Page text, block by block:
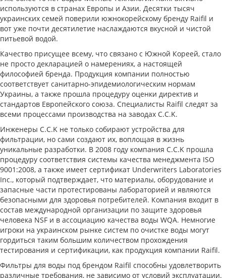
используются в странах Европы и Азии. Десятки тысяч
украинских семей поверили южнокорейскому бренду Raifil и
вот уже почти десятилетие наслаждаются вкусной и чистой
питьевой водой.
Качество присущее всему, что связано с Южной Кореей, стало
не просто декларацией о намерениях, а настоящей
философией бренда. Продукция компании полностью
соответствует санитарно-эпидемиологическим нормам
Украины, а также прошла процедуру оценки директив и
стандартов Европейского союза. Специалисты Raifil следят за
всеми процессами производства на заводах C.C.K.
Инженеры C.C.K не только собирают устройства для
фильтрации, но сами создают их, воплощая в жизнь
уникальные разработки. В 2008 году компания C.C.K прошла
процедуру соответствия системы качества менеджмента ISO
9001:2008, а также имеет сертификат Underwriters Laboratories
Inc., который подтверждает, что материалы, оборудование и
запасные части протестированы лабораторией и являются
безопасными для здоровья потребителей. Компания входит в
состав международной организации по защите здоровья
человека NSF и в ассоциацию качества воды WQA. Немногие
игроки на украинском рынке систем по очистке воды могут
гордиться таким большим количеством прохождения
тестирования и сертификации, как продукция компании Raifil.
Фильтры для воды под брендом Raifil способны удовлетворить
различные требования, не зависимо от условий эксплуатации.